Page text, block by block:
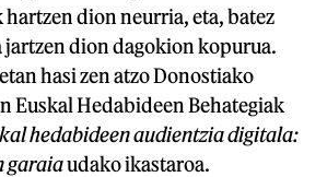
dion neurria, eta, batez
jartzen dion dagokion kopurua.
hasi zen atzo Donostiako
Euskal Hedabideen Behategiak
hedabideen audientzia digitala:
garaiaudako ikastaroa.